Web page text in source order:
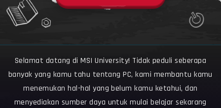
Selamat datang di MSI University! Tidak peduli seberapa
banyak yang kamu tahu tentang PC, kami membantu kamu
menemukan hal-hal yang belum kamu ketahui, dan
menyediakan sumber daya untuk mulai belajar sekarang